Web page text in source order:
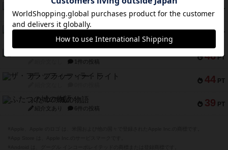
PT
ギャンブラー
紹介文なし 2件の投稿
52 PT
Bitter End ブタペスト救出作戦
紹介文なし 1件の投稿
46 PT
1件の投稿
44 PT
ザ・フラッフィー・ライト
39 PT
ふたつの城の物語
紹介文あり 6件の投稿